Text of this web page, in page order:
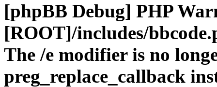
[phpBB Debug] PHP
[ROOT]/includes/
The /e modifier is no
preg_replace_callback